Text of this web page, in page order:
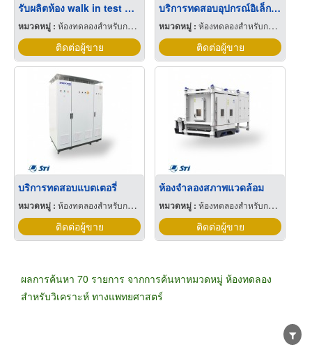
รับผลิตห้อง walk in test Chamber
หมวดหมู่ : ห้องทดลองสำหรับการทดสอบ
ติดต่อผู้ขาย
บริการทดสอบอุปกรณ์อิเล็กทรอนิกส์
หมวดหมู่ :ห้องทดลองสำหรับการทดสอบ
ติดต่อผู้ขาย
บริการทดสอบแบตเตอรี่
หมวดหมู่ : ห้องทดลองสำหรับการทดสอบ
ติดต่อผู้ขาย
ห้องจำลองสภาพแวดล้อม
หมวดหมู่ :ห้องทดลองสำหรับการทดสอบ
ติดต่อผู้ขาย
ผลการค้นหา 70 รายการ จากการค้นหาหมวดหมู่ ห้องทดลอง
สำหรับวิเคราะห์ ทางแพทยศาสตร์